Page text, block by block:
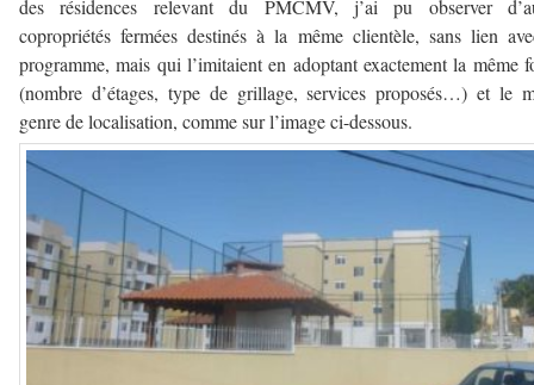
des résidences relevant du PMCMV, j’ai pu observer
copropriétés fermées destinés à la même clientèle, sans lien
programme, mais qui l’imitaient en adoptant exactement la même
(nombre d’étages, type de grillage, services proposés…) et le
genre de localisation, comme sur l’image ci-dessous.